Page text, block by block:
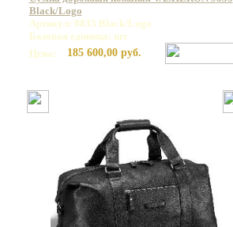
Black/Logo
Артикул: 9835 Black/Logo
Базовая единица: шт
Цена:
185 600,00 руб.